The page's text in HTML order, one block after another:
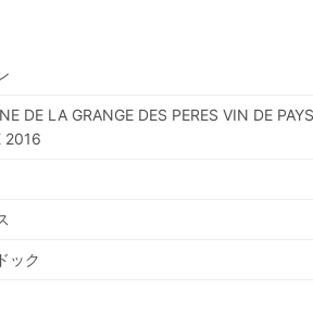
DE LA GRANGE DES PERES VIN DE
2016
ック